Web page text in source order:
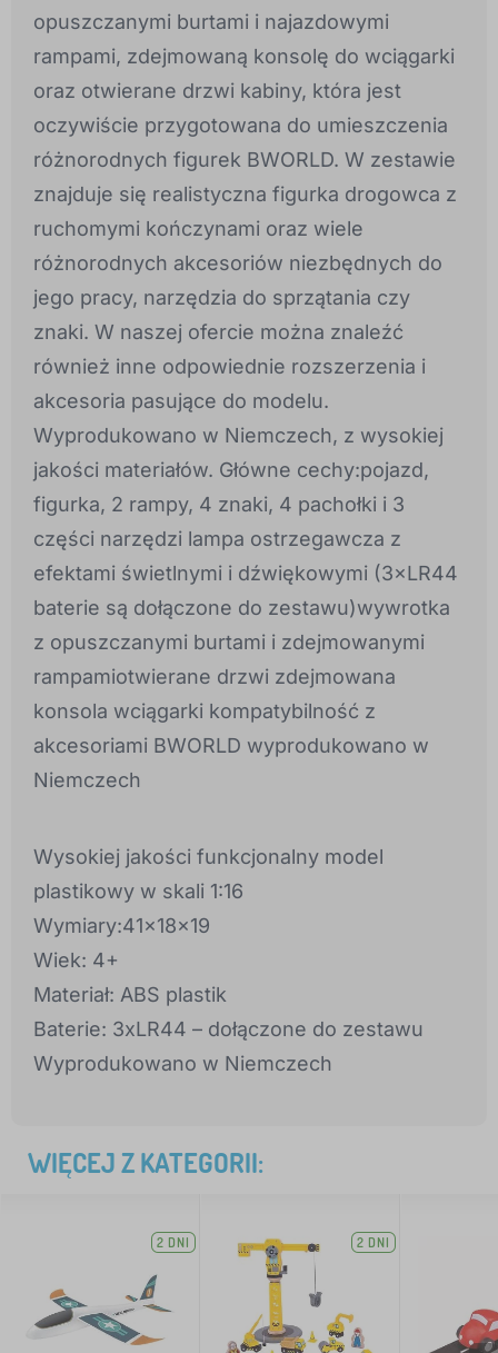
opuszczanymi burtami i najazdowymi
rampami, zdejmowaną konsolę do wciągarki
oraz otwierane drzwi kabiny, która jest
oczywiście przygotowana do umieszczenia
różnorodnych figurek BWORLD. W zestawie
znajduje się realistyczna figurka drogowca z
ruchomymi kończynami oraz wiele
różnorodnych akcesoriów niezbędnych do
jego pracy, narzędzia do sprzątania czy
znaki. W naszej ofercie można znaleźć
również inne odpowiednie rozszerzenia i
akcesoria pasujące do modelu.
Wyprodukowano w Niemczech, z wysokiej
jakości materiałów. Główne cechy:pojazd,
figurka, 2 rampy, 4 znaki, 4 pachołki i 3
części narzędzi lampa ostrzegawcza z
efektami świetlnymi i dźwiękowymi (3×LR44
baterie są dołączone do zestawu)wywrotka
z opuszczanymi burtami i zdejmowanymi
rampamiotwierane drzwi zdejmowana
konsola wciągarki kompatybilność z
akcesoriami BWORLD wyprodukowano w
Niemczech
Wysokiej jakości funkcjonalny model
plastikowy w skali 1:16
Wymiary:41x18x19
Wiek: 4+
Materiał: ABS plastik
Baterie: 3xLR44 – dołączone do zestawu
Wyprodukowano w Niemczech
WIĘCEJ Z KATEGORII:
2 DNI 2 DNI